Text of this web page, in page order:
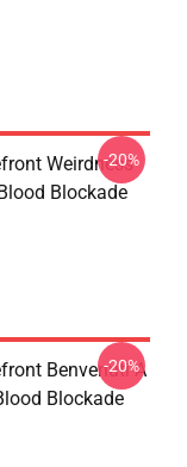
Weirdness
Blockade
-20%
Benvenuti A
Blockade
-20%